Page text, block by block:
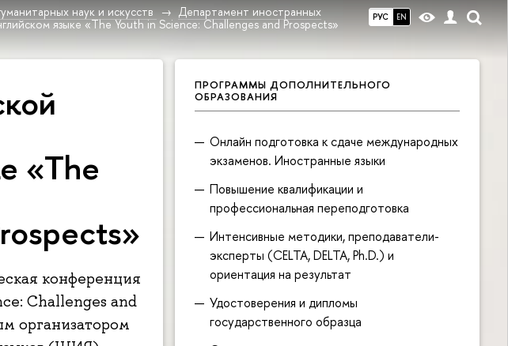
РУС EN
наук и искусств
Департамент иностранных
языке «The Youth in Science: Challenges and Prospects»
ПРОГРАММЫ ДОПОЛНИТЕЛЬНОГО
ОБРАЗОВАНИЯ
Онлайн подготовка к сдаче международных
экзаменов. Иностранные языки
Повышение квалификации и
профессиональная переподготовка
Интенсивные методики, преподаватели-
эксперты (CELTA, DELTA, Ph.D.) и
ориентация на результат
Удостоверения и дипломы
государственного образца
«The
конференция
Challenges and
организатором